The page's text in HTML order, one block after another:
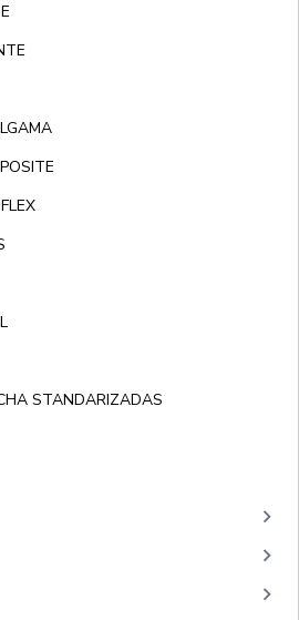
STANDARIZADAS
keyboard_arrow_right
keyboard_arrow_right
keyboard_arrow_right